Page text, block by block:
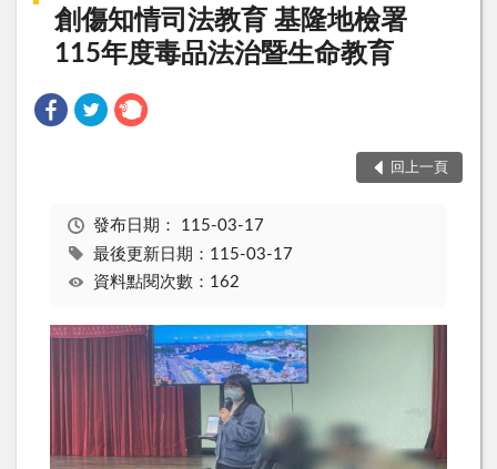
創傷知情司法教育 基隆地檢署
115年度毒品法治暨生命教育
回上一頁
發布日期： 115-03-17
最後更新日期：115-03-17
資料點閱次數：162